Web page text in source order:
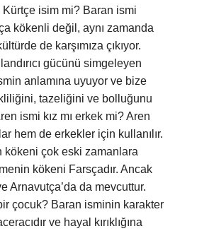
Kürtçe isim mi? Baran ismi
kökenli değil, aynı zamanda
de karşımıza çıkıyor.
gücünü simgeleyen
anlamına uyuyor ve bize
tazeliğini ve bolluğunu
ismi kız mı erkek mi? Aren
hem de erkekler için kullanılır.
kökeni çok eski zamanlara
kökeni Farsçadır. Ancak
Arnavutça’da da mevcuttur.
çocuk? Baran isminin karakter
ve hayal kırıklığına